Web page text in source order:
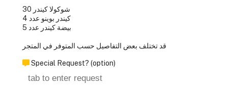
شوكولا كيندر 30
كيندر بوينو عدد 4
بيضة كيندر عدد 5
قد تختلف بعض التفاصيل حسب المتوفر في المتجر
Special Request? (option)